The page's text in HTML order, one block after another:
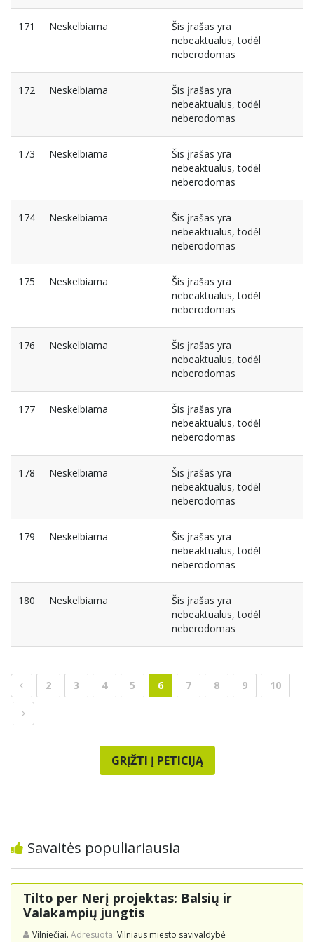
171 Neskelbiama
Šis įrašas yra
nebeaktualus, todėl
neberodomas
172 Neskelbiama
Šis įrašas yra
nebeaktualus, todėl
neberodomas
173 Neskelbiama
Šis įrašas yra
nebeaktualus, todėl
neberodomas
174 Neskelbiama
Šis įrašas yra
nebeaktualus, todėl
neberodomas
175 Neskelbiama
Šis įrašas yra
nebeaktualus, todėl
neberodomas
176 Neskelbiama
Šis įrašas yra
nebeaktualus, todėl
neberodomas
177 Neskelbiama
Šis įrašas yra
nebeaktualus, todėl
neberodomas
178 Neskelbiama
Šis įrašas yra
nebeaktualus, todėl
neberodomas
179 Neskelbiama
Šis įrašas yra
nebeaktualus, todėl
neberodomas
180 Neskelbiama
Šis įrašas yra
nebeaktualus, todėl
neberodomas
2 3 4 5 6 7 8 9 10
GRĮŽTI Į PETICIJĄ
Savaitės populiariausia
Tilto per Nerį projektas: Balsių ir
Valakampių jungtis
Vilniečiai. Adresuota: Vilniaus miesto savivaldybė